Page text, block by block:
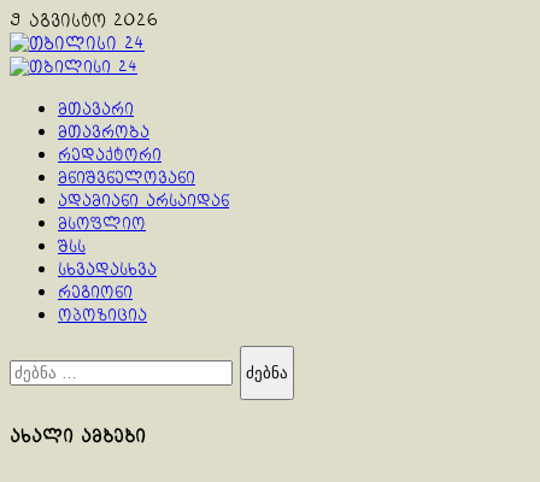
Skip
to
content
9 აგვისტო 2026
Primary
მთავარი
მთავრობა
რედაქტორი
მნიშვნელოვანი
ადამიანი არსაიდან
მსოფლიო
შსს
სხვადასხვა
რეგიონი
ოპოზიცია
ძებნა:
ახალი ამბები